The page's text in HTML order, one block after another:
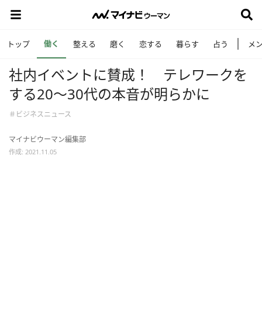
トップ 働く 整える 磨く 恋する 暮らす 占う メ
社内イベントに賛成！ テレワークを
する20～30代の本音が明らかに
＃ビジネスニュース
マイナビウーマン編集部
作成: 2021.11.05